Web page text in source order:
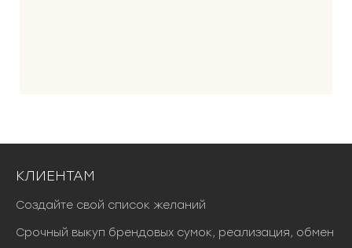
КЛИЕНТАМ
Создайте свой список желаний
Срочный выкуп брендовых сумок, реализация, обмен